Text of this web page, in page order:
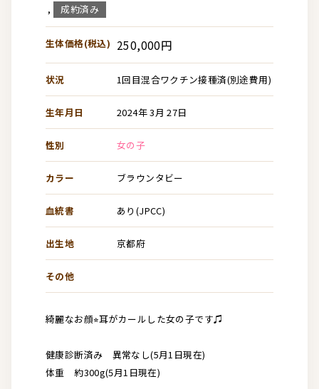
, 成約済み
生体価格(税込) 250,000円
状況 1回目混合ワクチン接種済(別途費用)
生年月日 2024年 3月 27日
性別 女の子
カラー ブラウンタビー
血統書 あり(JPCC)
出生地 京都府
その他
綺麗なお顔⭐︎耳がカールした女の子です♫
健康診断済み 異常なし(5月1日現在)
体重 約300g(5月1日現在)